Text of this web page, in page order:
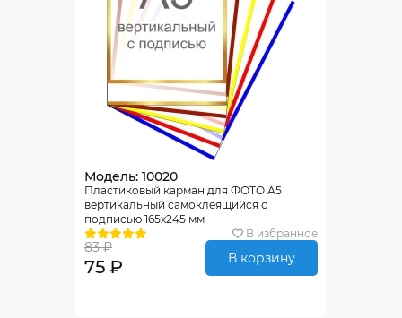
Модель: 10020
Пластиковый карман для ФОТО А5
вертикальный самоклеящийся с
подписью 165х245 мм
В избранное
83 ₽
75 ₽ В корзину